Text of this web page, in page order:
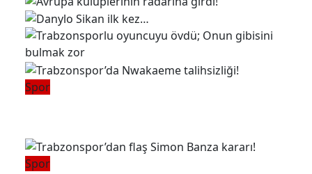
Spor
Spor